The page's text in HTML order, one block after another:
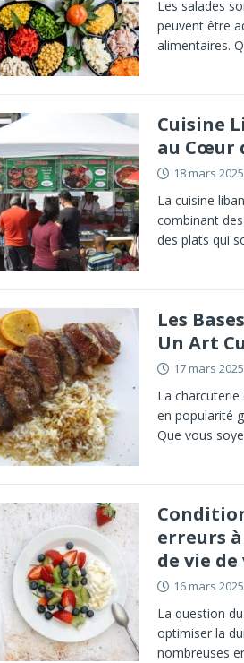
Les salades
peuvent être
alimentaires.
Cuisine
au Cœur
18 mars 2025
La cuisine
combinant
des plats qui
Les
Un Art
17 mars 2025
La
en popularité
Que vous
erreurs
de vie
16 mars 2025
La question
optimiser la
nombreuses